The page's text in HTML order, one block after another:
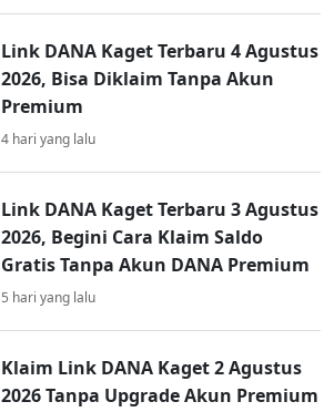
Link DANA Kaget Terbaru 4 Agustus
2026, Bisa Diklaim Tanpa Akun
Premium
4 hari yang lalu
Link DANA Kaget Terbaru 3 Agustus
2026, Begini Cara Klaim Saldo
Gratis Tanpa Akun DANA Premium
5 hari yang lalu
Klaim Link DANA Kaget 2 Agustus
2026 Tanpa Upgrade Akun Premium